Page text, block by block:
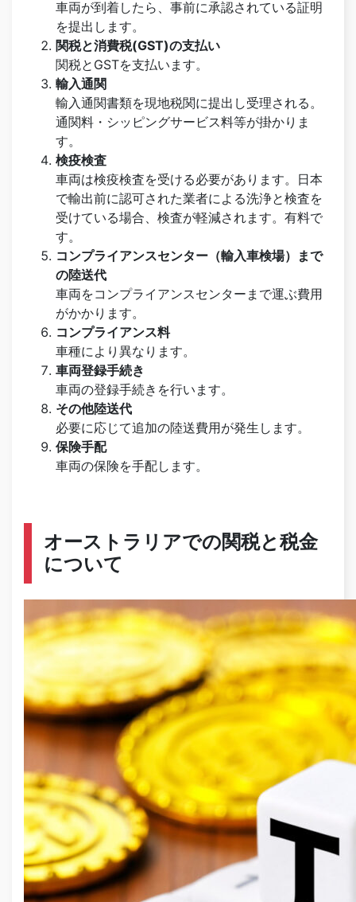
車両が到着したら、事前に承認されている証明
を提出します。
関税と消費税(GST)の支払い
関税とGSTを支払います。
輸入通関
輸入通関書類を現地税関に提出し受理される。
通関料・シッピングサービス料等が掛かりま
す。
検疫検査
車両は検疫検査を受ける必要があります。日本
で輸出前に認可された業者による洗浄と検査を
受けている場合、検査が軽減されます。有料で
す。
コンプライアンスセンター（輸入車検場）まで
の陸送代
車両をコンプライアンスセンターまで運ぶ費用
がかかります。
コンプライアンス料
車種により異なります。
車両登録手続き
車両の登録手続きを行います。
その他陸送代
必要に応じて追加の陸送費用が発生します。
保険手配
車両の保険を手配します。
オーストラリアでの関税と税金
について